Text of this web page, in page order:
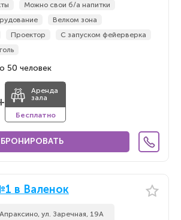
Можно свои б/а напитки
Велком зона
Проектор
С запуском фейерверка
50 человек
Аренда
зала
Бесплатно
БРОНИРОВАТЬ
в Валенок
ул. Заречная, 19А